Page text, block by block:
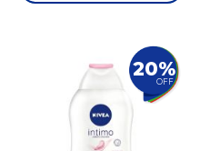
20%
OFF